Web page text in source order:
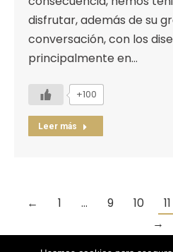
disfrutar, además de su
conversación, con los
principalmente en…
+100
Leer más
← 1 … 9 10 11
→